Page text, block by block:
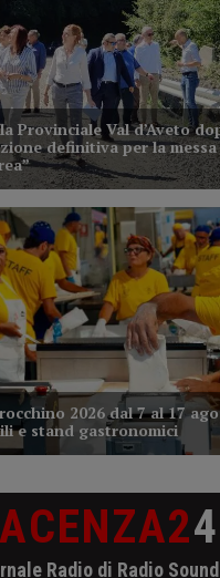
4
Radio di Radio Sound